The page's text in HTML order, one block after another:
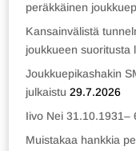
peräkkäinen
Kansainvälistä
joukkueen suoritusta
Joukkuepikashakin
julkaistu 29.7.2026
Iivo Nei 31.10.1931–
Muistakaa hankkia